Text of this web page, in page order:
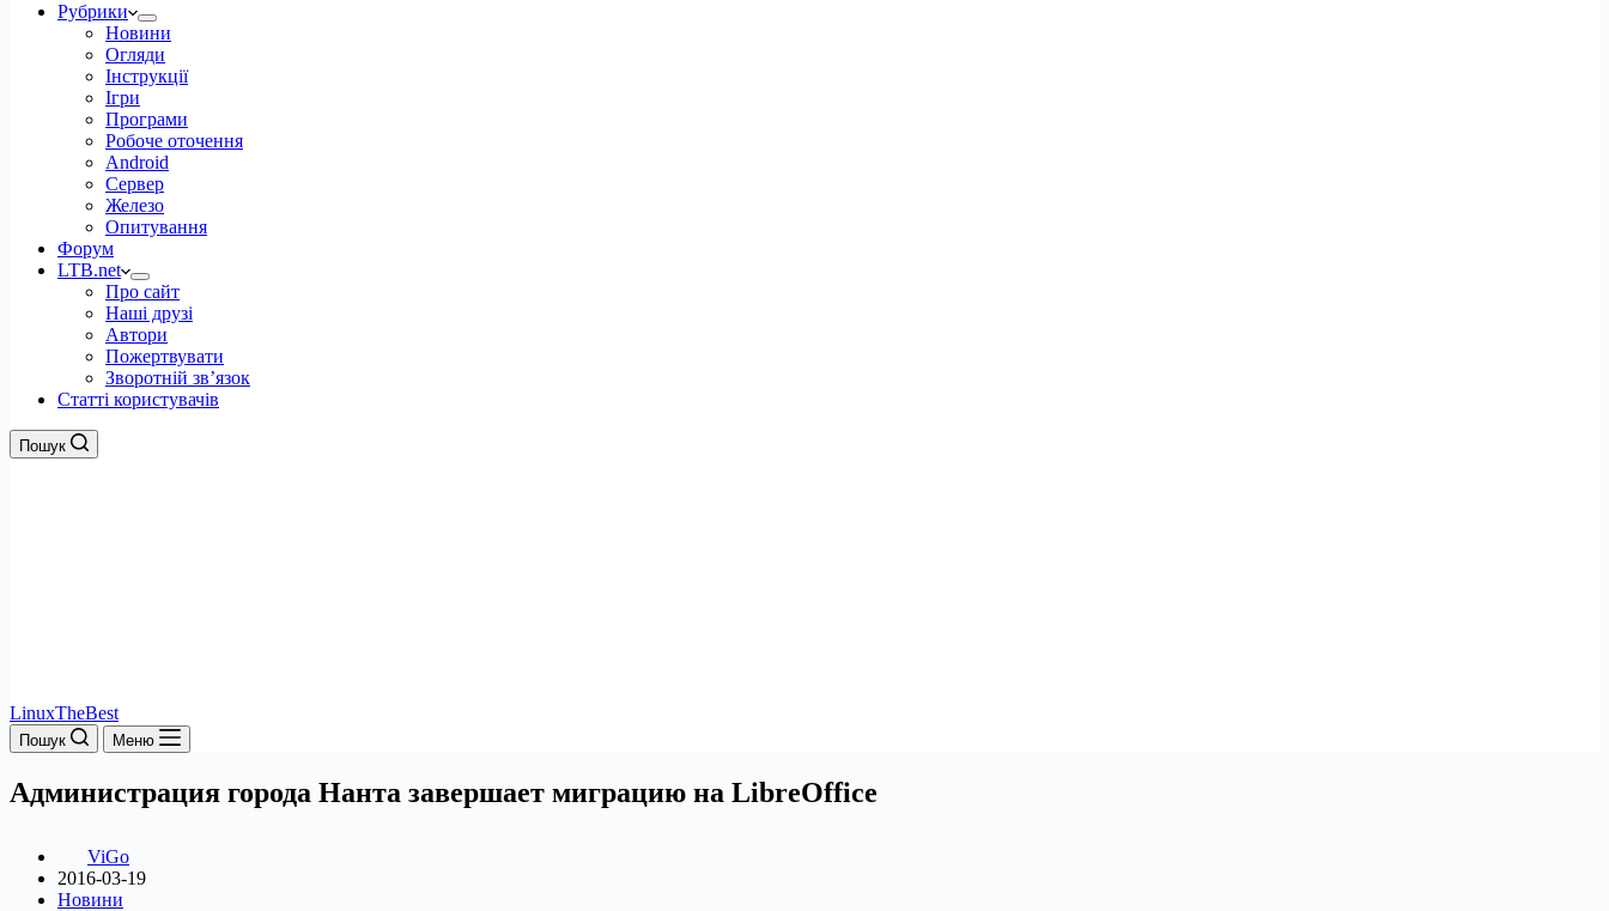
Рубрики
Новини
Огляди
Інструкції
Ігри
Програми
Робоче оточення
Android
Сервер
Железо
Опитування
Форум
LTB.net
Про сайт
Наші друзі
Автори
Пожертвувати
Зворотній зв’язок
Статті користувачів
Пошук
LinuxTheBest
Пошук Меню
Администрация города Нанта завершает миграцию на LibreOffice
ViGo
2016-03-19
Новини